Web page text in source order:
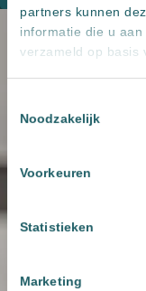
partners kunnen
informatie die u
verzameld op basis
Noodzakelijk
Voorkeuren
Statistieken
Marketing